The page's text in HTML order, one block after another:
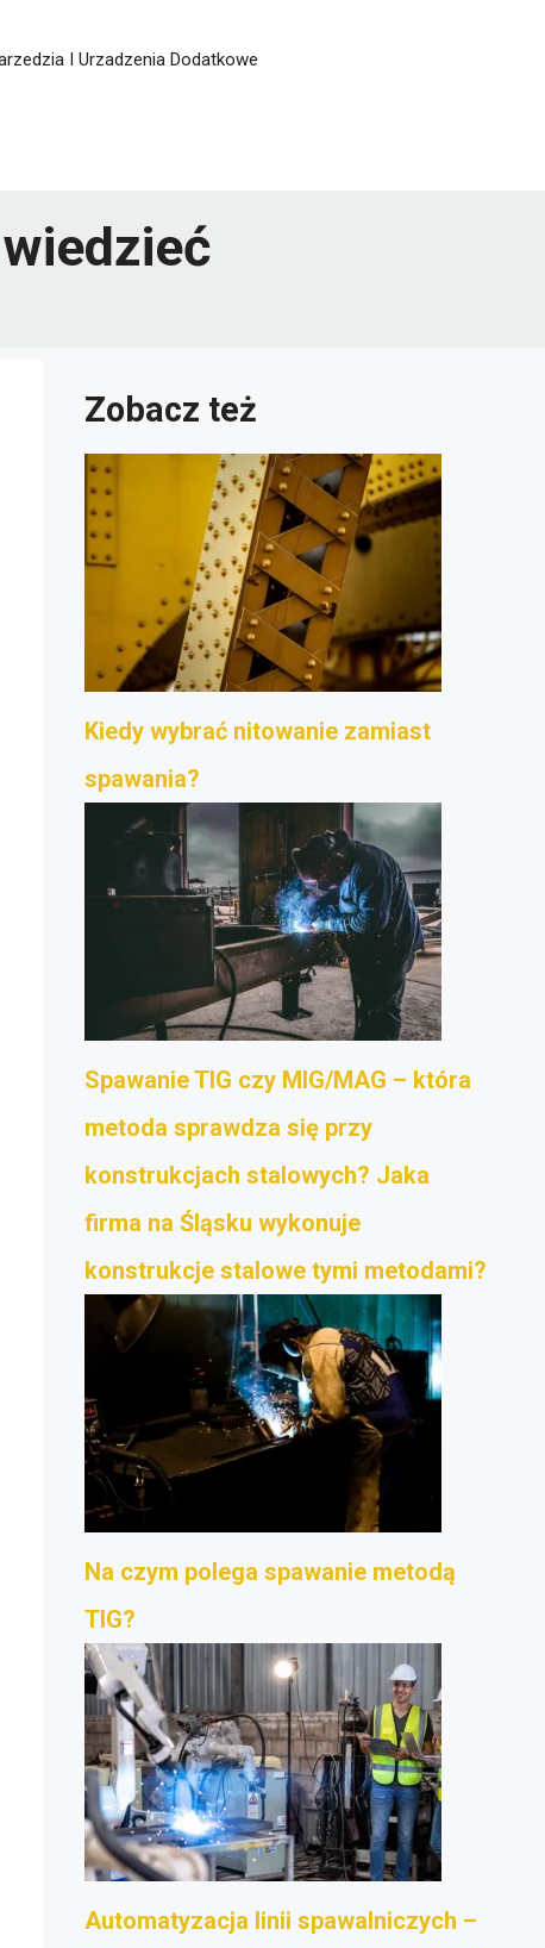
I Urzadzenia Dodatkowe
Zobacz też
Kiedy wybrać nitowanie zamiast
spawania?
Spawanie TIG czy MIG/MAG – która
metoda sprawdza się przy
konstrukcjach stalowych? Jaka
firma na Śląsku wykonuje
konstrukcje stalowe tymi metodami?
Na czym polega spawanie metodą
TIG?
Automatyzacja linii spawalniczych –